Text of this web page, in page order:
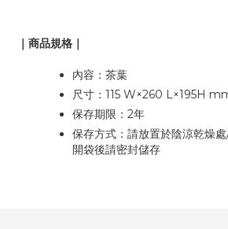
｜商品規格｜
內容：茶葉
尺寸：115 W×260 L×195H
保存期限：2年
保存方式：請放置於陰涼乾燥
開袋後請密封儲存